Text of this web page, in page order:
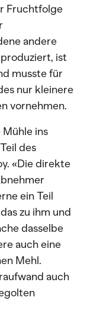
Fruchtfolge
andere
ist
musste für
nur kleinere
vornehmen.
Mühle ins
des
«Die direkte
ein Teil
zu ihm und
dasselbe
auch eine
Mehl.
auch